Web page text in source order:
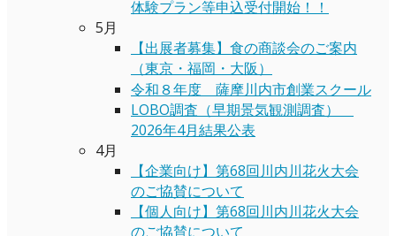
体験プラン等申込受付開始！！
5月
【出展者募集】食の商談会のご案内
（東京・福岡・大阪）
令和８年度 薩摩川内市創業スクール
LOBO調査（早期景気観測調査）
2026年4月結果公表
4月
【企業向け】第68回川内川花火大会
のご協賛について
【個人向け】第68回川内川花火大会
のご協賛について